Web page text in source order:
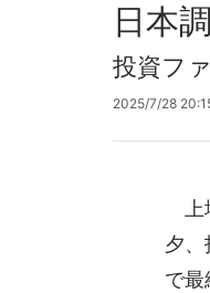
日本
投資フ
2025/7/28
上
夕、
で最